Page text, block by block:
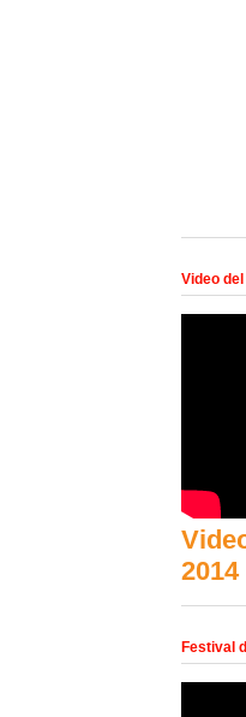
Video
Festival